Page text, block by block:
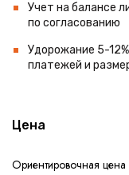
Учет на балансе
по согласованию
Удорожание 5-
платежей и
Цена
Ориентировочная